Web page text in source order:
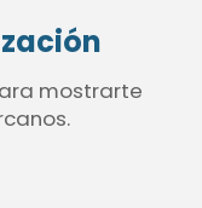
mostrarte